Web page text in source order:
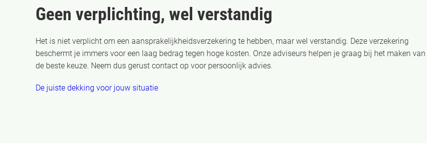
Geen verplichting, wel verstandig
Het is niet verplicht om een aansprakelijkheidsverzekering te hebben, maar wel verstandig. Deze verzekering
beschermt je immers voor een laag bedrag tegen hoge kosten. Onze adviseurs helpen je graag bij het maken van
de beste keuze. Neem dus gerust contact op voor persoonlijk advies.
De juiste dekking voor jouw situatie